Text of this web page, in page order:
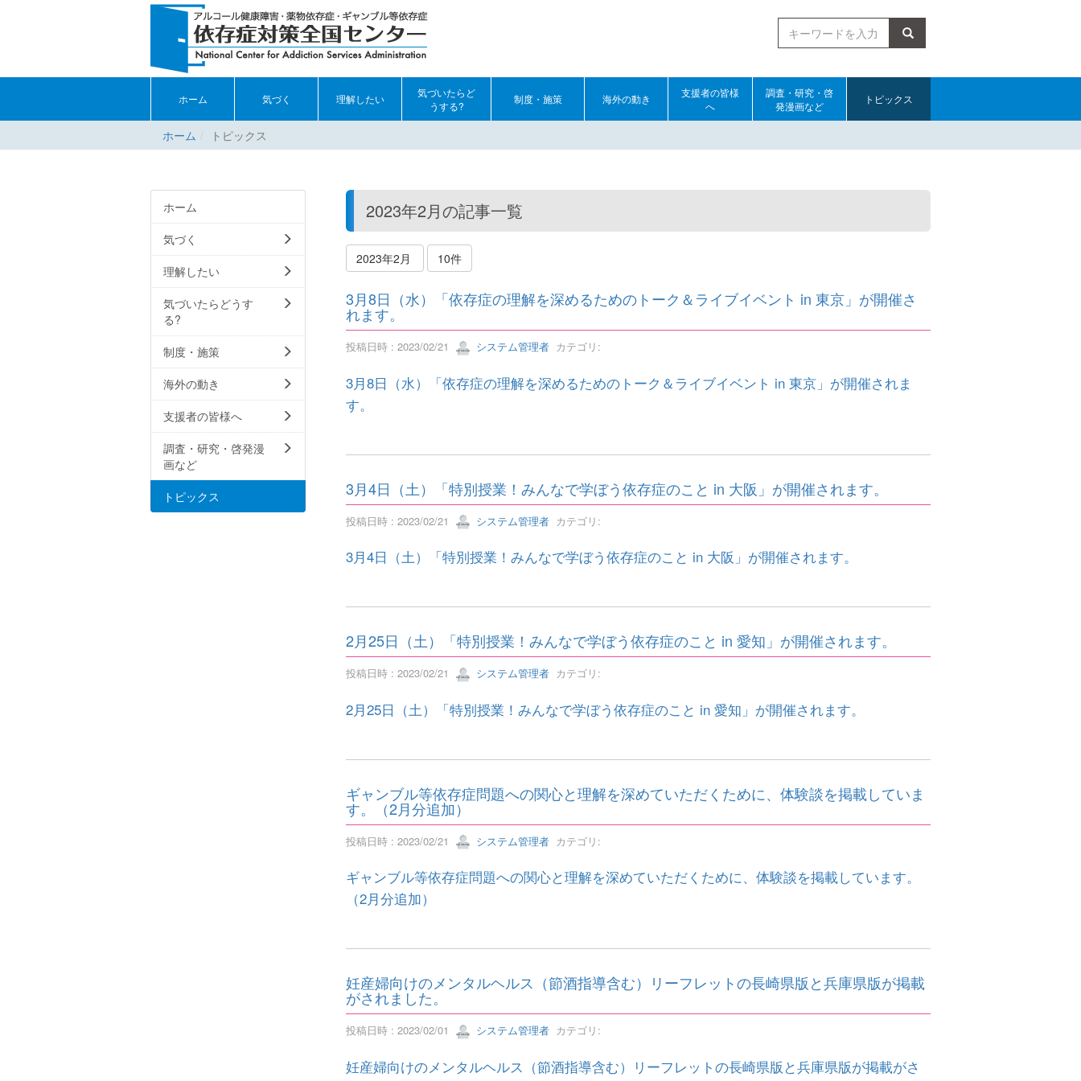
検索
ホーム 気づく 理解したい
気づいたらど
うする?
制度・施策 海外の動き
支援者の皆様
へ
調査・研究・啓
発漫画など
トピックス
ホーム トピックス
2023年2月の記事一覧
2023年2月 10件
3月8日（水）「依存症の理解を深めるためのトーク＆ライブイベント in 東京」が開催さ
れます。
投稿日時 : 2023/02/21 システム管理者カテゴリ:
3月8日（水）「依存症の理解を深めるためのトーク＆ライブイベント in 東京」が開催されま
す。
3月4日（土）「特別授業！みんなで学ぼう依存症のこと in 大阪」が開催されます。
投稿日時 : 2023/02/21 システム管理者カテゴリ:
3月4日（土）「特別授業！みんなで学ぼう依存症のこと in 大阪」が開催されます。
2月25日（土）「特別授業！みんなで学ぼう依存症のこと in 愛知」が開催されます。
投稿日時 : 2023/02/21 システム管理者カテゴリ:
2月25日（土）「特別授業！みんなで学ぼう依存症のこと in 愛知」が開催されます。
ギャンブル等依存症問題への関心と理解を深めていただくために、体験談を掲載していま
す。（2月分追加）
投稿日時 : 2023/02/21 システム管理者カテゴリ:
ギャンブル等依存症問題への関心と理解を深めていただくために、体験談を掲載しています。
（2月分追加）
妊産婦向けのメンタルヘルス（節酒指導含む）リーフレットの長崎県版と兵庫県版が掲載
がされました。
投稿日時 : 2023/02/01 システム管理者カテゴリ:
妊産婦向けのメンタルヘルス（節酒指導含む）リーフレットの長崎県版と兵庫県版が掲載がさ
ホーム
気づく
理解したい
気づいたらどうす
る?
制度・施策
海外の動き
支援者の皆様へ
調査・研究・啓発漫
画など
トピックス